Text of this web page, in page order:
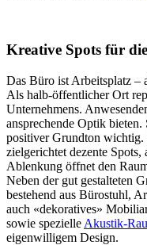
Kreative Spots für
Das Büro ist Arbeitsplatz –
Als halb-öffentlicher Ort
Unternehmens.
ansprechende Optik
positiver Grundton
zielgerichtet dezente
Ablenkung öffnet den
Neben der gut gestalteten
bestehend aus Bürostuhl,
auch «dekoratives»
sowie spezielle Akustik-
eigenwilligem Design.